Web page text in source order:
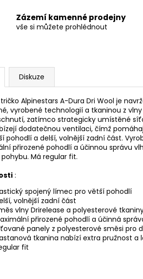
Zázemí kamenné prodejny
vše si můžete prohlédnout
Diskuze
Alpinestars A-Dura Dri Wool je
vyrobené technologií a tkaninou z
zatímco strategicky umístěné
dodatečnou ventilaci, čímž
pohodlí a delší, volnější zadní část.
přirozené pohodlí a účinnou správu
Má regular fit.
:
spojený límec pro větší pohodlí
volnější zadní část
vlny Drirelease a polyesterové
přirozené pohodlí a účinná
panely z polyesterové směsi pro
tkanina nabízí extra pružnost a
fit